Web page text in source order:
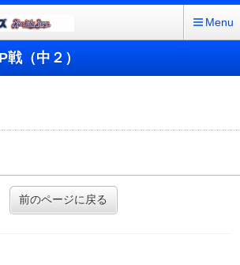
Menu
戦（中２）
前のページに戻る